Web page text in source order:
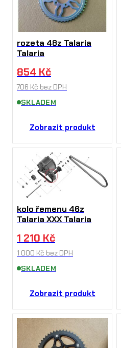
rozeta 48z Talaria
Talaria
854 Kč
706 Kč bez DPH
SKLADEM
Zobrazit produkt
kolo řemenu 46z
Talaria XXX Talaria
1 210 Kč
1 000 Kč bez DPH
SKLADEM
Zobrazit produkt